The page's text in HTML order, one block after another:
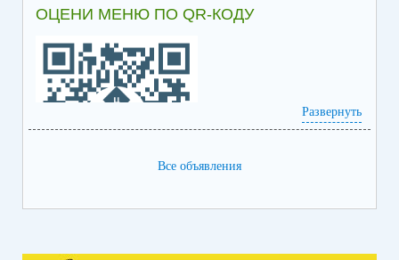
ОЦЕНИ МЕНЮ ПО QR-КОДУ
Развернуть
Все объявления